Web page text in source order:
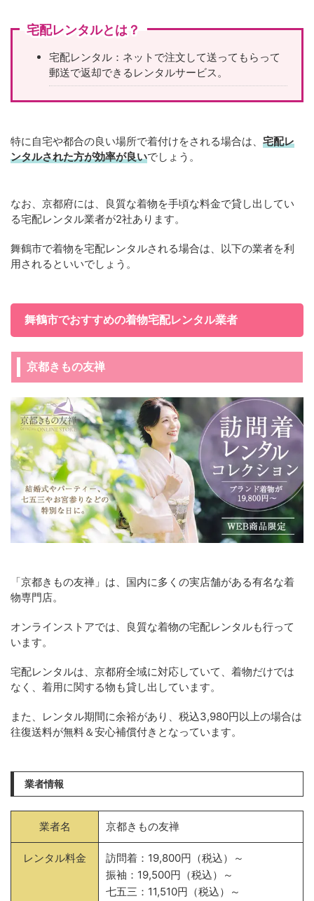
宅配レンタルとは？
宅配レンタル：ネットで注文して送ってもらって
郵送で返却できるレンタルサービス。
特に自宅や都合の良い場所で着付けをされる場合は、 宅配レ
ンタルされた方が効率が良いでしょう。
なお、京都府には、良質な着物を手頃な料金で貸し出してい
る宅配レンタル業者が2社あります。
舞鶴市で着物を宅配レンタルされる場合は、以下の業者を利
用されるといいでしょう。
舞鶴市でおすすめの着物宅配レンタル業者
京都きもの友禅
「京都きもの友禅」は、国内に多くの実店舗がある有名な着
物専門店。
オンラインストアでは、良質な着物の宅配レンタルも行って
います。
宅配レンタルは、京都府全域に対応していて、着物だけでは
なく、着用に関する物も貸し出しています。
また、レンタル期間に余裕があり、税込3,980円以上の場合は
往復送料が無料＆安心補償付きとなっています。
業者情報
業者名 京都きもの友禅
レンタル料金
訪問着：19,800円（税込）～
振袖：19,500円（税込）～
七五三：11,510円（税込）～